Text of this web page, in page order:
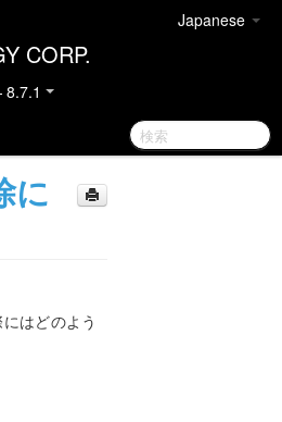
Japanese
CORP.
Windows
テクニカルドキュメンテ
に
はどのよう